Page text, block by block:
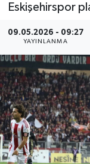
Eskişehirspor
09.05.2026 - 09:27
YAYINLANMA
Haber Arşivi